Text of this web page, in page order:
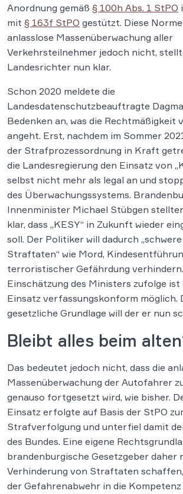
Anordnung gemäß § 100h Abs. 1 StPO
mit § 163f StPO gestützt. Diese
anlasslose Massenüberwachung aller
Verkehrsteilnehmer jedoch nicht,
Landesrichter nun klar.
Schon 2020 meldete die
Landesdatenschutzbeauftragte
Bedenken an, was die Rechtmäßigkeit
angeht. Erst, nachdem im Sommer
der Strafprozessordnung in Kraft
die Landesregierung den Einsatz von
selbst nicht mehr als legal an und
des Überwachungssystems.
Innenminister Michael Stübgen
klar, dass „KESY“ in Zukunft wieder
soll. Der Politiker will dadurch
Straftaten“ wie Mord,
terroristischer Gefährdung
Einschätzung des Ministers zufolge
Einsatz verfassungskonform möglich.
gesetzliche Grundlage will der er nun
Bleibt alles beim
Das bedeutet jedoch nicht, dass die
Massenüberwachung der Autofahrer
genauso fortgesetzt wird, wie bisher.
Einsatz erfolgte auf Basis der StPO
Strafverfolgung und unterfiel damit
des Bundes. Eine eigene
brandenburgische Gesetzgeber daher
Verhinderung von Straftaten
der Gefahrenabwehr in die